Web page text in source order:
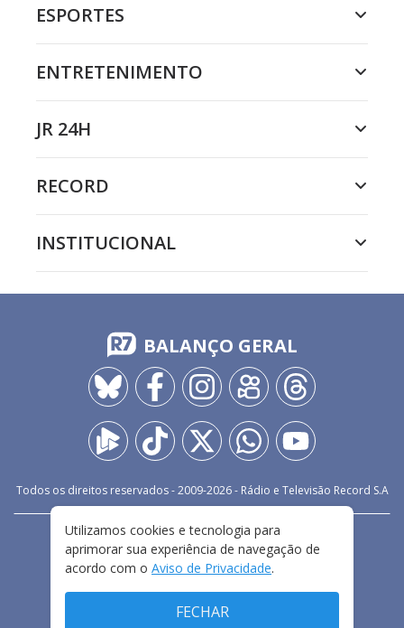
ESPORTES
ENTRETENIMENTO
JR 24H
RECORD
INSTITUCIONAL
BALANÇO GERAL
Todos os direitos reservados - 2009-2026- Rádio e Televisão Record S.A
FALE CONOSCO
PRIVACIDADE
TERMOS E CONDIÇÕES DE USO
Utilizamos cookies e tecnologia para
aprimorar sua experiência de navegação de
acordo com o Aviso de Privacidade.
FECHAR